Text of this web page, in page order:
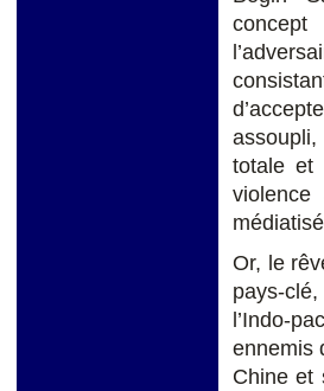
concept
totale et
violence
Or, le
pays-
l’Indo-
ennemis
Chine et